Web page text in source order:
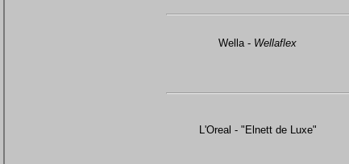
Wella - Wellaflex
L'Oreal - "Elnett de Luxe"